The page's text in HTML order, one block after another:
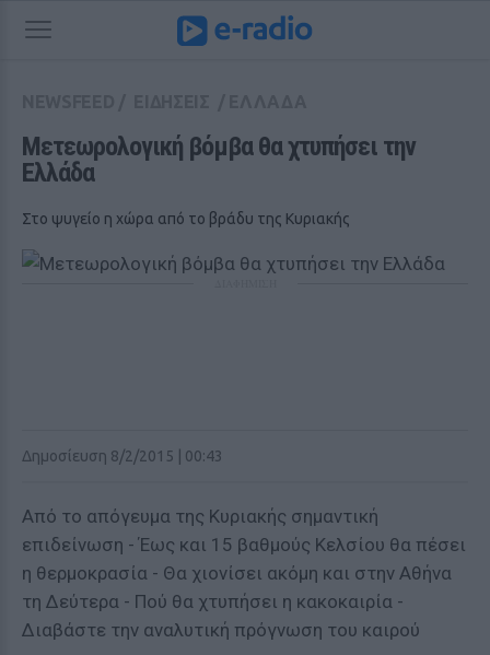
Μετεωρολογική βόμβα θα χτυπήσει την
Ελλάδα
Στο ψυγείο η χώρα από το βράδυ της Κυριακής
Δημοσίευση 8/2/2015 | 00:43
Από το απόγευμα της Κυριακής σημαντική
επιδείνωση - Έως και 15 βαθμούς Κελσίου θα πέσει
η θερμοκρασία - Θα χιονίσει ακόμη και στην Αθήνα
τη Δεύτερα - Πού θα χτυπήσει η κακοκαιρία -
Διαβάστε την αναλυτική πρόγνωση του καιρού